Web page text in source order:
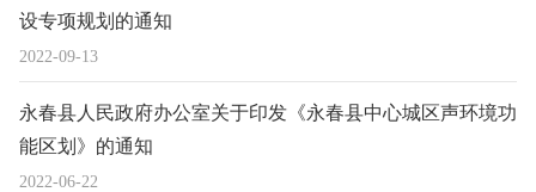
2022-09-13
设专项规划的通知
2022-06-22
永春县人民政府办公室关于印发《永春县中心城区声环境功
能区划》的通知